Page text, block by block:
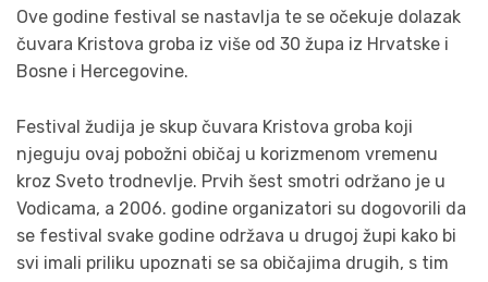
Ove godine festival se nastavlja te se očekuje dolazak
čuvara Kristova groba iz više od 30 župa iz Hrvatske i
Bosne i Hercegovine.
Festival žudija je skup čuvara Kristova groba koji
njeguju ovaj pobožni običaj u korizmenom vremenu
kroz Sveto trodnevlje. Prvih šest smotri održano je u
Vodicama, a 2006. godine organizatori su dogovorili da
se festival svake godine održava u drugoj župi kako bi
svi imali priliku upoznati se sa običajima drugih, s tim